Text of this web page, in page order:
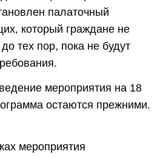
палаточный
который граждане не
тех пор, пока не будут
мероприятия на 18
остаются прежними.
мероприятия